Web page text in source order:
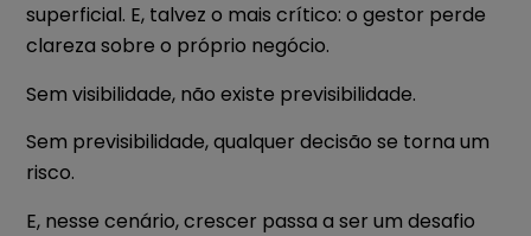
superficial. E, talvez o mais crítico: o gestor perde
clareza sobre o próprio negócio.
Sem visibilidade, não existe previsibilidade.
Sem previsibilidade, qualquer decisão se torna um
risco.
E, nesse cenário, crescer passa a ser um desafio